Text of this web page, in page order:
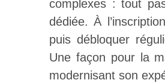
complexes : tout
dédiée. À
puis débloquer
Une façon pour la
modernisant son